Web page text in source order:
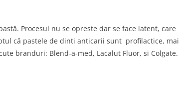
Procesul nu se opreste dar se face latent, care
că pastele de dinti anticarii sunt profilactice, mai
branduri: Blend-a-med, Lacalut Fluor, si Colgate.